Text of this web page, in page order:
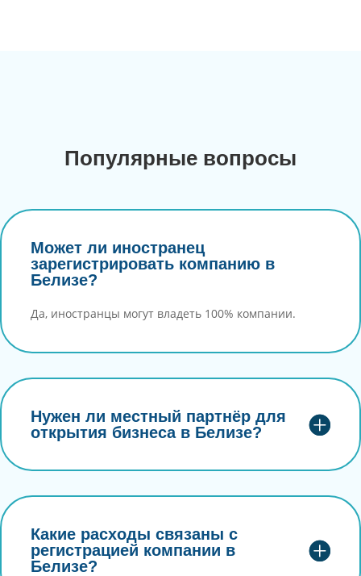
Популярные вопросы
Может ли иностранец
зарегистрировать компанию в
Белизе?
Да, иностранцы могут владеть 100% компании.
Нужен ли местный партнёр для
открытия бизнеса в Белизе?
Какие расходы связаны с
регистрацией компании в
Белизе?